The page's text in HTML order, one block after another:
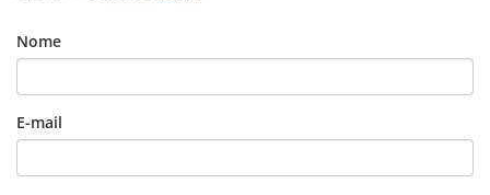
Nome
E-mail